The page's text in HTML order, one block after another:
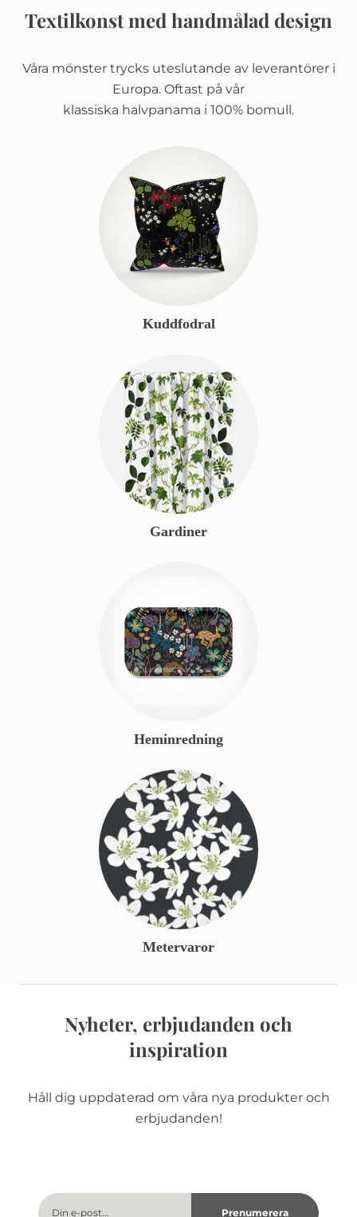
Textilkonst med handmålad design
Våra mönster trycks uteslutande av leverantörer i
Europa. Oftast på vår
klassiska halvpanama i 100% bomull.
Kuddfodral
Gardiner
Heminredning
Metervaror
Nyheter, erbjudanden och
inspiration
Håll dig uppdaterad om våra nya produkter och
erbjudanden!